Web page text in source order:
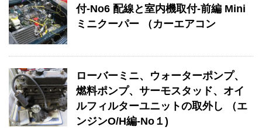
付-No6 配線と室内機取付-前編 Mini
ミニクーパー （カーエアコン
ローバーミニ、ウォーターポンプ、
燃料ポンプ、サーモスタッド、オイ
ルフィルターユニットの取外し （エ
ンジンO/H編-No１)